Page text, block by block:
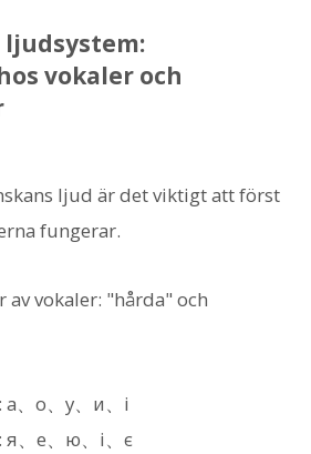
vokaler och
ljud är det viktigt att först
fungerar.
av vokaler: "hårda" och
а、о、у、и、і
я、е、ю、і、є